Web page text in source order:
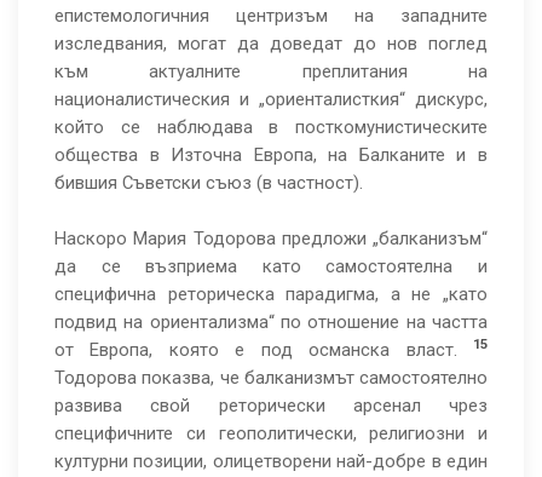
епистемологичния центризъм на западните
изследвания, могат да доведат до нов поглед
към актуалните преплитания на
националистическия и „ориенталисткия“ дискурс,
който се наблюдава в посткомунистическите
общества в Източна Европа, на Балканите и в
бившия Съветски съюз (в частност).
Наскоро Мария Тодорова предложи „балканизъм“
да се възприема като самостоятелна и
специфична реторическа парадигма, а не „като
подвид на ориентализма“ по отношение на частта
от Европа, която е под османска власт.
15
Тодорова показва, че балканизмът самостоятелно
развива свой реторически арсенал чрез
специфичните си геополитически, религиозни и
културни позиции, олицетворени най-добре в един